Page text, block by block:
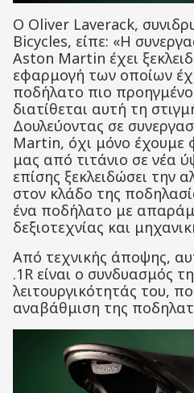
Ο Oliver Laverack,
Bicycles, είπε: «Η
Aston Martin έχει
εφαρμογή των οποίων
ποδήλατο πιο
διατίθεται αυτή τη
Δουλεύοντας σε
Martin, όχι μόνο έχουμε
μας από τιτάνιο σε νέα
επίσης ξεκλειδώσει την
στον κλάδο της
ένα ποδήλατο με
δεξιοτεχνίας και
Από τεχνικής άποψης,
.1R είναι ο συνδυασμός
λειτουργικότητάς του,
αναβάθμιση της